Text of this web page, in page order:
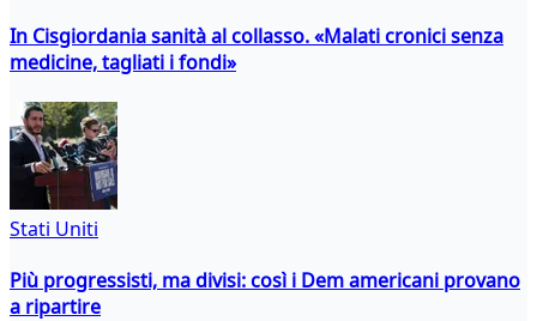
In Cisgiordania sanità al collasso. «Malati cronici senza
medicine, tagliati i fondi»
Stati Uniti
Più progressisti, ma divisi: così i Dem americani provano
a ripartire